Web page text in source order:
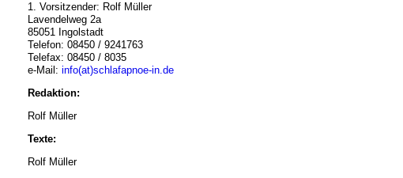
1. Vorsitzender: Rolf Müller
Lavendelweg 2a
85051 Ingolstadt
Telefon: 08450 / 9241763
Telefax: 08450 / 8035
e-Mail: info(at)schlafapnoe-in.de
Redaktion:
Rolf Müller
Texte:
Rolf Müller